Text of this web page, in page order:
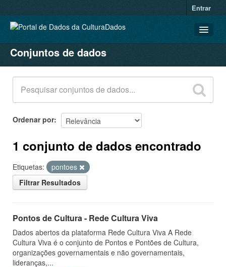
Entrar
CONJUNTOS DE DADOS
ORGANIZAÇÕES
GRUPOS
SOBRE
Conjuntos de dados
Ordenar por
1 conjunto de dados encontrado
Etiquetas:
pontoes
Filtrar Resultados
Pontos de Cultura - Rede Cultura Viva
Dados abertos da plataforma Rede Cultura Viva A Rede
Cultura Viva é o conjunto de Pontos e Pontões de Cultura,
organizações governamentais e não governamentais,
lideranças,...